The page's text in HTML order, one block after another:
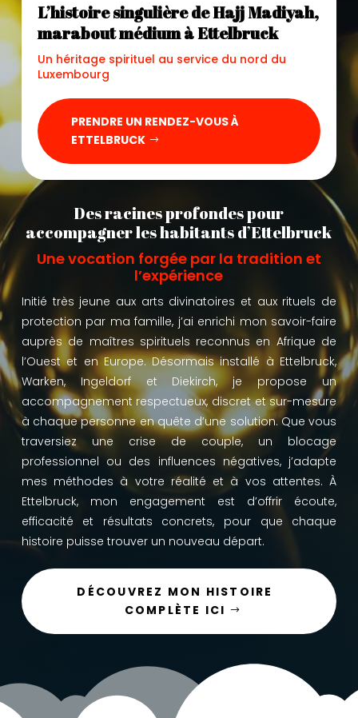
L’histoire singulière de Hajj Madiyah,
marabout médium à Ettelbruck
Un héritage spirituel au service du nord du
Luxembourg
PRENDRE UN RENDEZ-VOUS À
ETTELBRUCK
Des racines profondes pour
accompagner les habitants d’Ettelbruck
Une vocation forgée par la tradition et
l’expérience
Initié très jeune aux arts divinatoires et aux rituels de
protection par ma famille, j’ai enrichi mon savoir-faire
auprès de maîtres spirituels reconnus en Afrique de
l’Ouest et en Europe. Désormais installé à Ettelbruck,
Warken, Ingeldorf et Diekirch, je propose un
accompagnement respectueux, discret et sur-mesure
à chaque personne en quête d’une solution. Que vous
traversiez une crise de couple, un blocage
professionnel ou des influences négatives, j’adapte
mes méthodes à votre réalité et à vos attentes. À
Ettelbruck, mon engagement est d’offrir écoute,
efficacité et résultats concrets, pour que chaque
histoire puisse trouver un nouveau départ.
DÉCOUVREZ MON HISTOIRE
COMPLÈTE ICI